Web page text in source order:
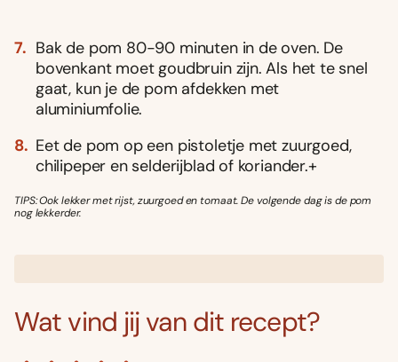
Bak de pom 80-90 minuten in de oven. De
bovenkant moet goudbruin zijn. Als het te snel
gaat, kun je de pom afdekken met
aluminiumfolie.
Eet de pom op een pistoletje met zuurgoed,
chilipeper en selderijblad of koriander.+
TIPS: Ook lekker met rijst, zuurgoed en tomaat. De volgende dag is de pom
nog lekkerder.
Wat vind jij van dit recept?